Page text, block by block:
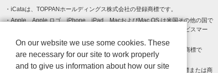
iCataは、TOPPANホールディングス株式会社の登録商標です。
Apple、Apple ロゴ、iPhone、iPad、MacおよびMac OS は米国その他の国で
登録された Apple Inc. の商標です。App Store は Apple Inc. のサービスマー
クです。
Android、Google Play および Google Play ロゴ は Google LLC の商標で
す。
Windows は Microsoft Inc.の米国およびその他の国における登録商標または商
On our website we use some cookies. These
are necessary for our site to work properly
and to give us information about how our site